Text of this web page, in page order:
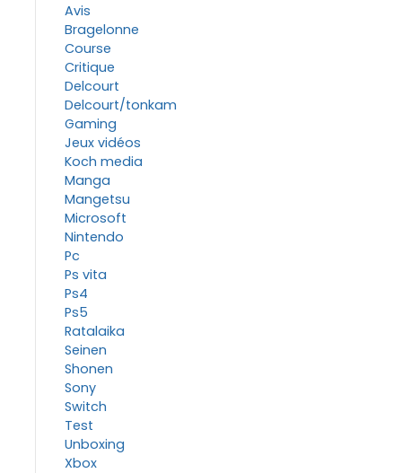
Avis
Bragelonne
Course
Critique
Delcourt
Delcourt/tonkam
Gaming
Jeux vidéos
Koch media
Manga
Mangetsu
Microsoft
Nintendo
Pc
Ps vita
Ps4
Ps5
Ratalaika
Seinen
Shonen
Sony
Switch
Test
Unboxing
Xbox